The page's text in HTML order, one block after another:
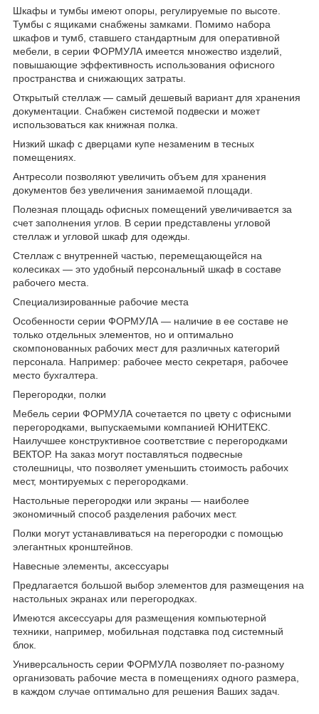
Шкафы и тумбы имеют опоры, регулируемые по высоте.
Тумбы с ящиками снабжены замками. Помимо набора
шкафов и тумб, ставшего стандартным для оперативной
мебели, в серии ФОРМУЛА имеется множество изделий,
повышающие эффективность использования офисного
пространства и снижающих затраты.
Открытый стеллаж — самый дешевый вариант для хранения
документации. Снабжен системой подвески и может
использоваться как книжная полка.
Низкий шкаф с дверцами купе незаменим в тесных
помещениях.
Антресоли позволяют увеличить объем для хранения
документов без увеличения занимаемой площади.
Полезная площадь офисных помещений увеличивается за
счет заполнения углов. В серии представлены угловой
стеллаж и угловой шкаф для одежды.
Стеллаж с внутренней частью, перемещающейся на
колесиках — это удобный персональный шкаф в составе
рабочего места.
Специализированные рабочие места
Особенности серии ФОРМУЛА — наличие в ее составе не
только отдельных элементов, но и оптимально
скомпонованных рабочих мест для различных категорий
персонала. Например: рабочее место секретаря, рабочее
место бухгалтера.
Перегородки, полки
Мебель серии ФОРМУЛА сочетается по цвету с офисными
перегородками, выпускаемыми компанией ЮНИТЕКС.
Наилучшее конструктивное соответствие с перегородками
ВЕКТОР. На заказ могут поставляться подвесные
столешницы, что позволяет уменьшить стоимость рабочих
мест, монтируемых с перегородками.
Настольные перегородки или экраны — наиболее
экономичный способ разделения рабочих мест.
Полки могут устанавливаться на перегородки с помощью
элегантных кронштейнов.
Навесные элементы, аксессуары
Предлагается большой выбор элементов для размещения на
настольных экранах или перегородках.
Имеются аксессуары для размещения компьютерной
техники, например, мобильная подставка под системный
блок.
Универсальность серии ФОРМУЛА позволяет по-разному
организовать рабочие места в помещениях одного размера,
в каждом случае оптимально для решения Ваших задач.